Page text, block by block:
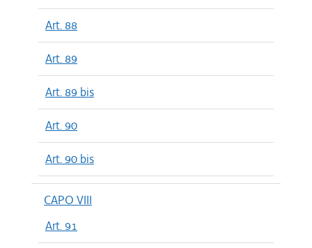
Art. 88
Art. 89
Art. 89 bis
Art. 90
Art. 90 bis
CAPO VIII
Art. 91